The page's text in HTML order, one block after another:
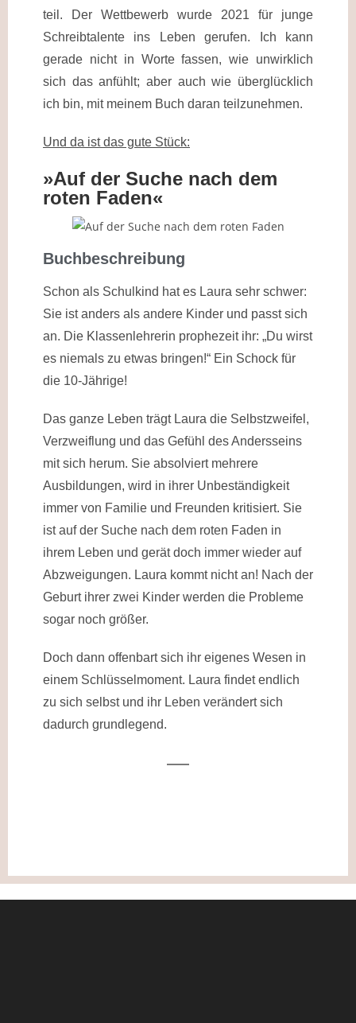
teil. Der Wettbewerb wurde 2021 für junge
Schreibtalente ins Leben gerufen. Ich kann
gerade nicht in Worte fassen, wie unwirklich
sich das anfühlt; aber auch wie überglücklich
ich bin, mit meinem Buch daran teilzunehmen.
Und da ist das gute Stück:
»Auf der Suche nach dem
roten Faden«
Buchbeschreibung
Schon als Schulkind hat es Laura sehr schwer:
Sie ist anders als andere Kinder und passt sich
an. Die Klassenlehrerin prophezeit ihr: „Du wirst
es niemals zu etwas bringen!“ Ein Schock für
die 10-Jährige!
Das ganze Leben trägt Laura die Selbstzweifel,
Verzweiflung und das Gefühl des Andersseins
mit sich herum. Sie absolviert mehrere
Ausbildungen, wird in ihrer Unbeständigkeit
immer von Familie und Freunden kritisiert. Sie
ist auf der Suche nach dem roten Faden in
ihrem Leben und gerät doch immer wieder auf
Abzweigungen. Laura kommt nicht an! Nach der
Geburt ihrer zwei Kinder werden die Probleme
sogar noch größer.
Doch dann offenbart sich ihr eigenes Wesen in
einem Schlüsselmoment. Laura findet endlich
zu sich selbst und ihr Leben verändert sich
dadurch grundlegend.